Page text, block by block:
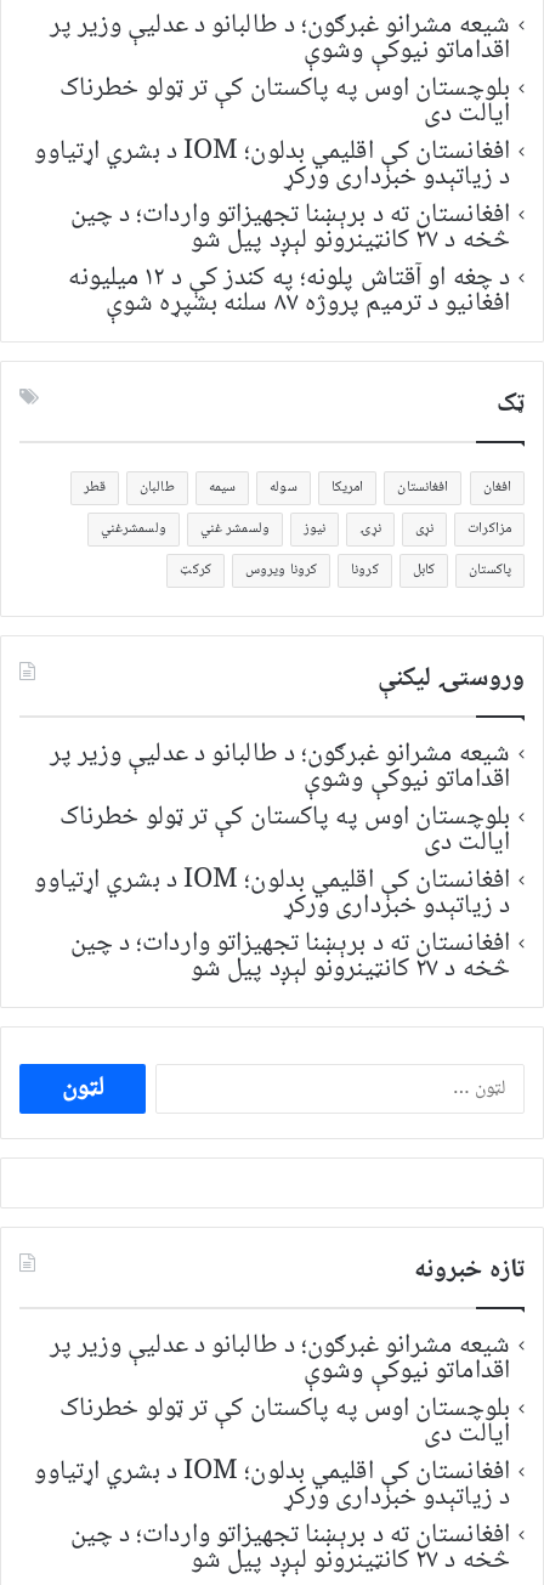
شیعه مشرانو غبرګون؛ د طالبانو د عدلیې وزیر پر
اقداماتو نیوکې وشوې
بلوچستان اوس په پاکستان کې تر ټولو خطرناک
ایالت دی
افغانستان کې اقلیمي بدلون؛ IOM د بشري اړتیاوو
د زیاتېدو خبرداری ورکړ
افغانستان ته د برېښنا تجهیزاتو واردات؛ د چین
څخه د ۲۷ کانټینرونو لېږد پیل شو
د چغه او آقتاش پلونه؛ په کندز کې د ۱۲ میلیونه
افغانیو د ترمیم پروژه ۸۷ سلنه بشپړه شوې
ټک
افغان افغانستان امریکا سوله سیمه طالبان
قطر
مزاکرات
نړی نړۍ نیوز ولسمشر غني
ولسمشرغني
پاکستان
کابل کرونا کرونا ویروس کرکټ
وروستۍ ليکنې
شیعه مشرانو غبرګون؛ د طالبانو د عدلیې وزیر پر
اقداماتو نیوکې وشوې
بلوچستان اوس په پاکستان کې تر ټولو خطرناک
ایالت دی
افغانستان کې اقلیمي بدلون؛ IOM د بشري اړتیاوو
د زیاتېدو خبرداری ورکړ
افغانستان ته د برېښنا تجهیزاتو واردات؛ د چین
څخه د ۲۷ کانټینرونو لېږد پیل شو
ددی
لپاره
لټون:
تازه خبرونه
شیعه مشرانو غبرګون؛ د طالبانو د عدلیې وزیر پر
اقداماتو نیوکې وشوې
بلوچستان اوس په پاکستان کې تر ټولو خطرناک
ایالت دی
افغانستان کې اقلیمي بدلون؛ IOM د بشري اړتیاوو
د زیاتېدو خبرداری ورکړ
افغانستان ته د برېښنا تجهیزاتو واردات؛ د چین
څخه د ۲۷ کانټینرونو لېږد پیل شو